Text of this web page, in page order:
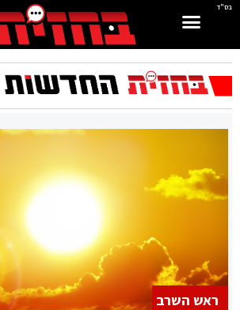
בס"ד
ראש השרב